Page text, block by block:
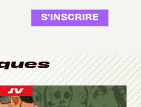
S'INSCRIRE